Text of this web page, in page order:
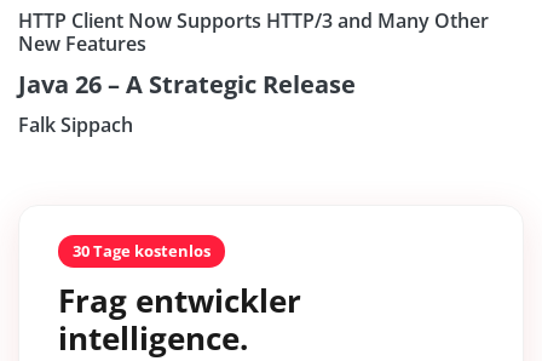
HTTP Client Now Supports HTTP/3 and Many Other
New Features
Java 26 – A Strategic Release
Falk Sippach
30 Tage kostenlos
Frag entwickler
intelligence.